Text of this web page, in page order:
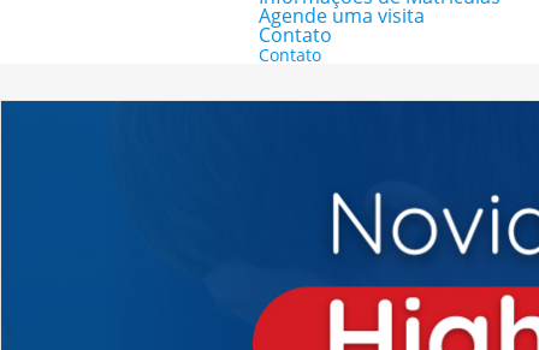
Agende uma visita
Contato
Contato